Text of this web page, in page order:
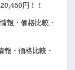
円！！
報・価格比較・
・価格比較・